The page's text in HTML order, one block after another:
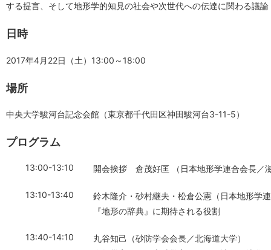
する提言、そして地形学的知見の社会や次世代への伝達に関わる議
日時
2017年4月22日（土）13:00～18:00
場所
中央大学駿河台記念会館（東京都千代田区神田駿河台3-11-5）
プログラム
13:00-13:10 開会挨拶 倉茂好匡 （日本地形学連合会長／
13:10-13:40
鈴木隆介・砂村継夫・松倉公憲（日本地形学
『地形の辞典』に期待される役割
13:40-14:10
丸谷知己（砂防学会会長／北海道大学）